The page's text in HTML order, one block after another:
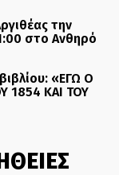
την
στο Ανθηρό
«ΕΓΩ Ο
1854 ΚΑΙ ΤΟΥ